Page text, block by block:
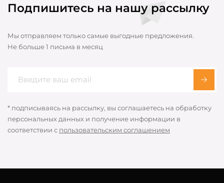
Подпишитесь на нашу рассылку
Мы отправляем только самые выгодные предложения.
Не больше 1 письма в месяц
* подписываясь на рассылку, вы соглашаетесь на обработку
персональных данных и получение информации в
соответствии с пользовательским соглашением